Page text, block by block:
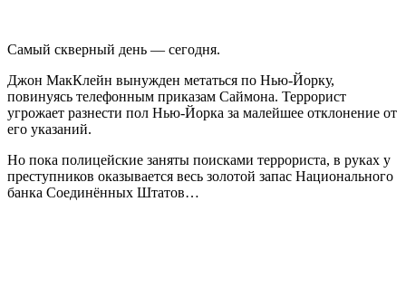
Самый скверный день — сегодня.
Джон МакКлейн вынужден метаться по Нью-Йорку,
повинуясь телефонным приказам Саймона. Террорист
угрожает разнести пол Нью-Йорка за малейшее отклонение от
его указаний.
Но пока полицейские заняты поисками террориста, в руках у
преступников оказывается весь золотой запас Национального
банка Соединённых Штатов…